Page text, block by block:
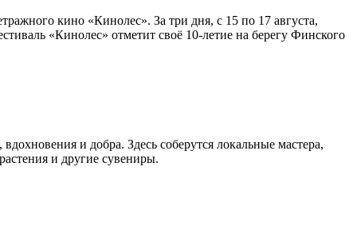
кино «Кинолес». За три дня, с 15 по 17 августа,
«Кинолес» отметит своё 10-летие на берегу Финского
и добра. Здесь соберутся локальные мастера,
и другие сувениры.